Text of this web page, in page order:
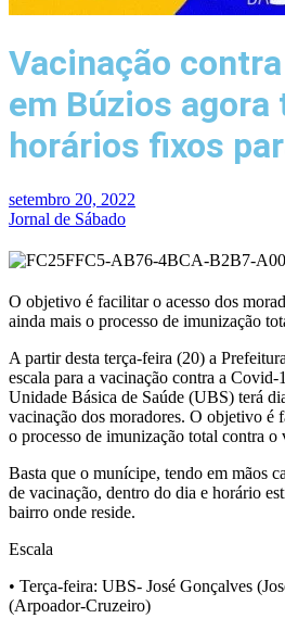
Vacinação
em Búzios agora
horários fixos
setembro 20, 2022
Jornal de Sábado
O objetivo é facilitar o acesso dos
ainda mais o processo de imunização
A partir desta terça-feira (20) a
escala para a vacinação contra a
Unidade Básica de Saúde (UBS) terá
vacinação dos moradores. O objetivo é
o processo de imunização total contra o
Basta que o munícipe, tendo em mãos
de vacinação, dentro do dia e horário
bairro onde reside.
Escala
• Terça-feira: UBS- José Gonçalves
(Arpoador-Cruzeiro)